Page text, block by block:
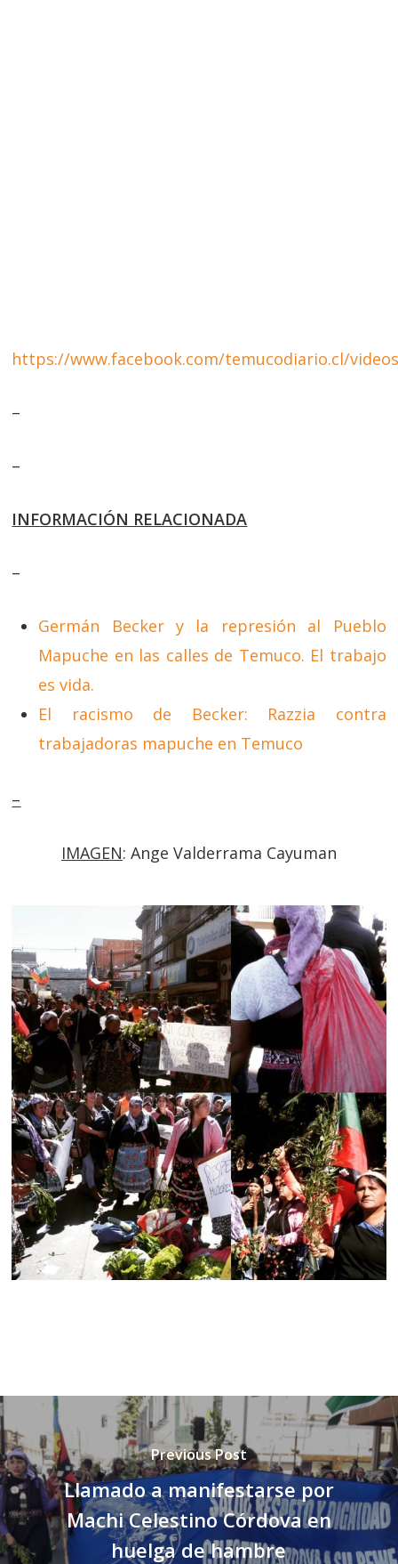
https://www.facebook.com/temucodiario.cl/
–
–
INFORMACIÓN RELACIONADA
–
Germán Becker y la represión al Pueblo
Mapuche en las calles de Temuco. El trabajo
es vida.
El racismo de Becker: Razzia contra
trabajadoras mapuche en Temuco
–
IMAGEN: Ange Valderrama Cayuman
Previous Post
Llamado a manifestarse por
Machi Celestino Córdova en
huelga de hambre